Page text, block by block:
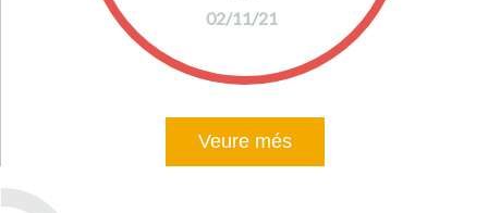
02/11/21
Veure més